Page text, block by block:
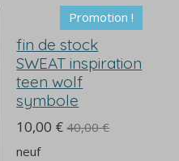
Promotion !
fin de stock
SWEAT inspiration
teen wolf
symbole
10,00 € 40,00 €
neuf